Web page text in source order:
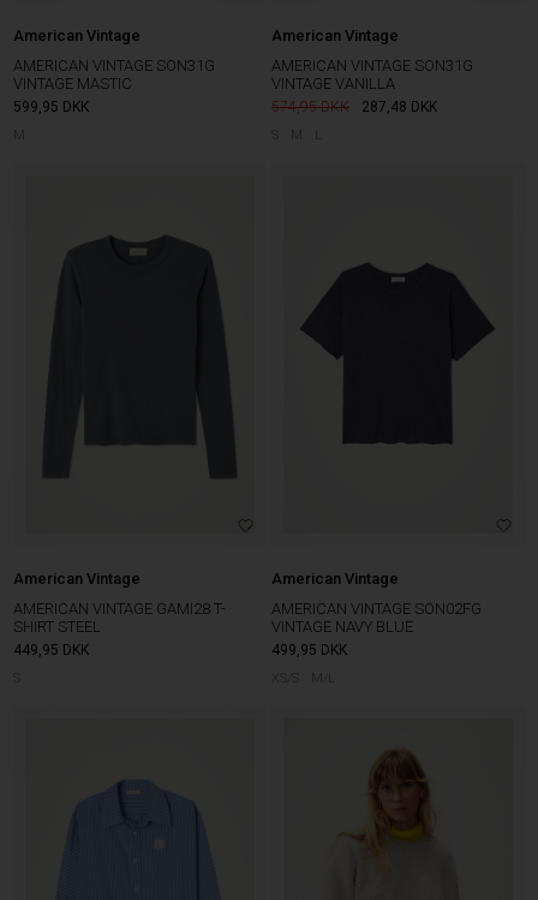
American Vintage
AMERICAN VINTAGE SON31G
VINTAGE MASTIC
599,95 DKK
American Vintage
AMERICAN VINTAGE SON31G
VINTAGE VANILLA
574,95 287,48 DKK
American Vintage
AMERICAN VINTAGE GAMI28 T-
SHIRT STEEL
449,95 DKK
American Vintage
AMERICAN VINTAGE SON02FG
VINTAGE NAVY BLUE
499,95 DKK